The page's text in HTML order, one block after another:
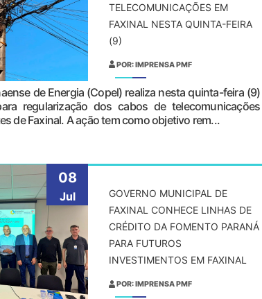
TELECOMUNICAÇÕES EM
FAXINAL NESTA QUINTA-FEIRA
(9)
POR: IMPRENSA PMF
de Energia (Copel) realiza nesta quinta-feira (9)
regularização dos cabos de telecomunicações
de Faxinal. A ação tem como objetivo rem...
08
Jul
GOVERNO MUNICIPAL DE
FAXINAL CONHECE LINHAS DE
CRÉDITO DA FOMENTO PARANÁ
PARA FUTUROS
INVESTIMENTOS EM FAXINAL
POR: IMPRENSA PMF